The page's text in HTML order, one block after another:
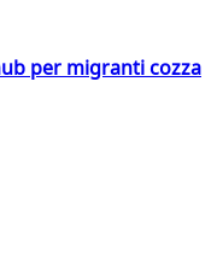
per migranti cozza